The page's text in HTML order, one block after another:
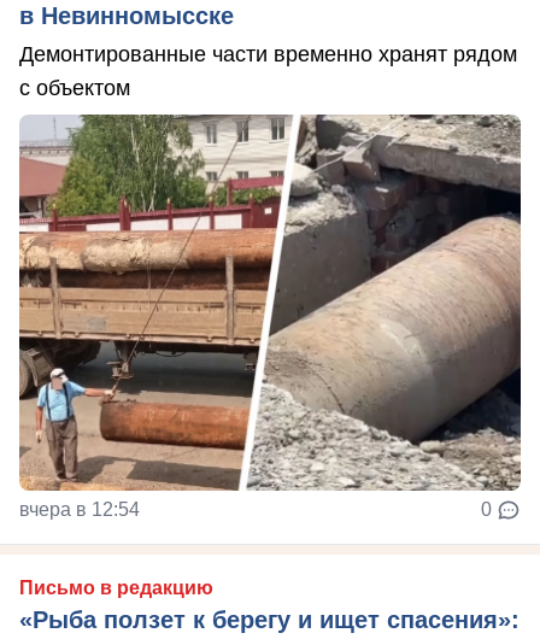
в Невинномысске
Демонтированные части временно хранят рядом
с объектом
вчера в 12:54 0
Письмо в редакцию
«Рыба ползет к берегу и ищет спасения»: